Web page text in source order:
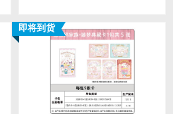
即将到货